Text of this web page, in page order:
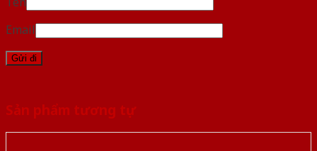
Email
Sản phẩm tương tự